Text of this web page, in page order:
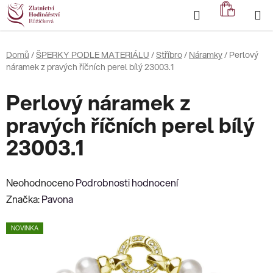
Přejít
na
obsah
Hledat
KOŠÍK
Domů /ŠPERKY PODLE MATERIÁLU /Stříbro/ Náramky/ Perlový
náramek z pravých říčních perel bílý 23003.1
Perlový náramek z
pravých říčních perel bílý
23003.1
Průměrné
hodnocení
je
NeohodnocenoPodrobnosti hodnocení
Značka:Pavona
NOVINKA